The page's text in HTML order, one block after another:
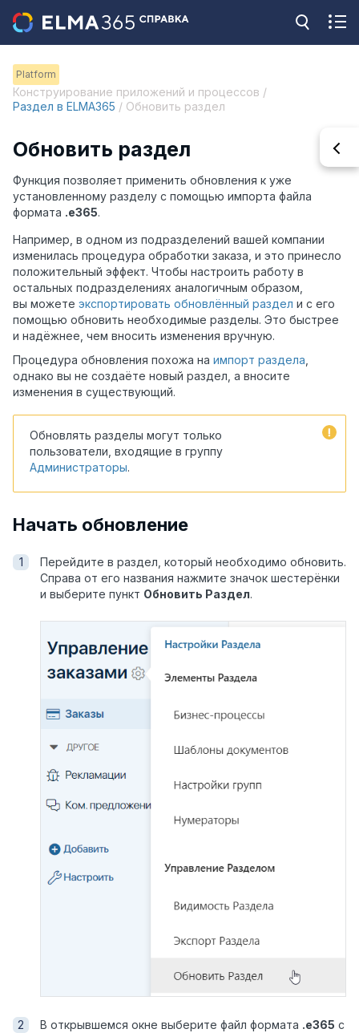
Platform
Конструирование приложений и процессов /
Раздел в ELMA365 / Обновить раздел
Обновить раздел
Функция позволяет применить обновления к уже
установленному разделу с помощью импорта файла
формата .e365.
Например, в одном из подразделений вашей компании
изменилась процедура обработки заказа, и это принесло
положительный эффект. Чтобы настроить работу в
остальных подразделениях аналогичным образом,
вы можете экспортировать обновлённый раздел и с его
помощью обновить необходимые разделы. Это быстрее
и надёжнее, чем вносить изменения вручную.
Процедура обновления похожа на импорт раздела
однако вы не создаёте новый раздел, а вносите
изменения в существующий.
Обновлять разделы могут только
пользователи, входящие в группу
Администраторы.
Начать обновление
Перейдите в раздел, который необходимо обновить.
Справа от его названия нажмите значок шестерёнки
и выберите пункт Обновить Раздел.
В открывшемся окне выберите файл формата .e365 с